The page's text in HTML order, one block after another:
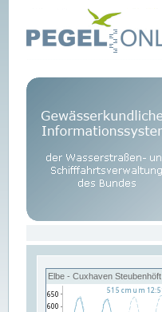
Elbe - Cuxhaven Steubenhöft